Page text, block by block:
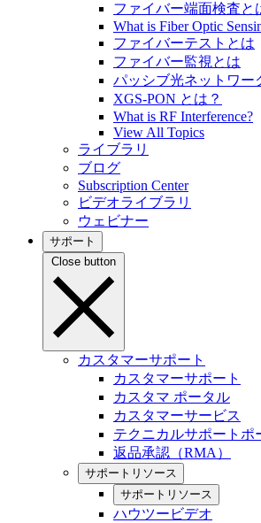
ファイバー端面検査と
What is Fiber Optic
ファイバーテストとは
ファイバー監視とは
パッシブ光ネットワー
XGS-PON とは？
What is RF Interference?
View All Topics
ライブラリ
ブログ
Subscription Center
ビデオライブラリ
ウェビナー
サポート
Close button
カスタマーサポート
カスタマーサポート
カスタマ ポータル
カスタマーサービス
テクニカルサポートポ
返品承認（RMA）
サポートリソース
サポートリソース
ハウツービデオ